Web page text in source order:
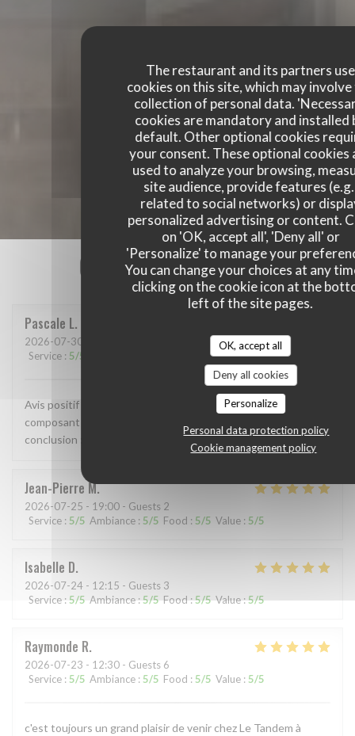
The restaurant and its partners use
cookies on this site, which may
collection of personal data.
cookies are mandatory and installed
default. Other optional cookies
your consent. These optional cookies
used to analyze your browsing,
site audience, provide features
related to social networks) or
personalized advertising or content.
on 'OK, accept all', 'Deny all' or
'Personalize' to manage your
You can change your choices at any
clicking on the cookie icon at the
left of the site pages.
OK, accept all
Deny all cookies
Personalize
Personal data protection policy
Cookie management policy
Our customer ratings
Pascale L
2026-07-30
Service : 5/5 /5 Value:5/5
Avis positif en tout point. Accueil, qualité des mets
composant le repas, cuisson nickel, le service impeccable , en
conclusion : je reviendrai encore plus souvent, 👏👍
Jean-Pierre M
2026-07-25 - 19:00 - Guests 2
Service : 5/5 Ambiance : 5/5 Food : 5/5 Value : 5/5
Isabelle D
2026-07-24 - 12:15 - Guests 3
Service :5/5 Ambiance:5/5 Food:5/5 Value:5/5
Raymonde R
2026-07-23 - 12:30 - Guests 6
Service : 5/5 Ambiance : 5/5 Food : 5/5 Value : 5/5
c'est toujours un grand plaisir de venir chez Le Tandem à